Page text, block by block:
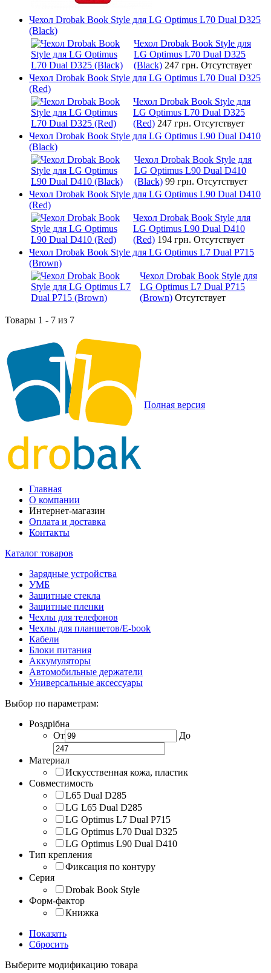
Чехол Drobak Book Style для LG Optimus L70 Dual D325
(Black)
Чехол Drobak Book Style для
LG Optimus L70 Dual D325
(Black) 247 грн. Отсутствует
Чехол Drobak Book Style для LG Optimus L70 Dual D325
(Red)
Чехол Drobak Book Style для
LG Optimus L70 Dual D325
(Red) 247 грн. Отсутствует
Чехол Drobak Book Style для LG Optimus L90 Dual D410
(Black)
Чехол Drobak Book Style для
LG Optimus L90 Dual D410
(Black) 99 грн. Отсутствует
Чехол Drobak Book Style для LG Optimus L90 Dual D410
(Red)
Чехол Drobak Book Style для
LG Optimus L90 Dual D410
(Red) 194 грн. Отсутствует
Чехол Drobak Book Style для LG Optimus L7 Dual P715
(Brown)
Чехол Drobak Book Style для
LG Optimus L7 Dual P715
(Brown) Отсутствует
Товары 1 - 7 из 7
Полная версия
Главная
О компании
Интернет-магазин
Оплата и доставка
Контакты
Каталог товаров
Зарядные устройства
УМБ
Защитные стекла
Защитные пленки
Чехлы для телефонов
Чехлы для планшетов/E-book
Кабели
Блоки питания
Аккумуляторы
Автомобильные держатели
Универсальные аксессуары
Выбор по параметрам:
Роздрібна
От
До
Материал
Искусственная кожа, пластик
Совместимость
L65 Dual D285
LG L65 Dual D285
LG Optimus L7 Dual P715
LG Optimus L70 Dual D325
LG Optimus L90 Dual D410
Тип крепления
Фиксация по контуру
Серия
Drobak Book Style
Форм-фактор
Книжка
Показать
Сбросить
Выберите модификацию товара